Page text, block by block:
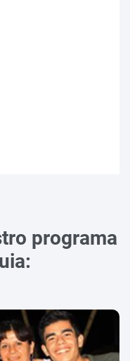
programa